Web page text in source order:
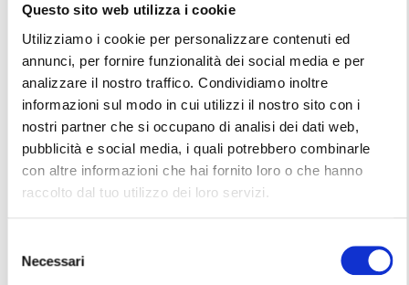
Questo sito web utilizza i cookie
Utilizziamo i cookie per personalizzare contenuti ed
annunci, per fornire funzionalità dei social media e per
analizzare il nostro traffico. Condividiamo inoltre
informazioni sul modo in cui utilizzi il nostro sito con i
nostri partner che si occupano di analisi dei dati web,
pubblicità e social media, i quali potrebbero combinarle
con altre informazioni che hai fornito loro o che hanno
raccolto dal tuo utilizzo dei loro servizi.
delNecessari
telemedicina, sostenuto dagli specialisti del
Centro Diagnostico Italiano. L’iniziativa punta a
semplificare l’accesso alle visite specialistiche,
rispondendo ai bisogni di salute dei più giovani
tramite una modalità diretta e flessibile,
accessibile dai propri dispositivi.
Dermatologia, ginecologia, urologia, medicina
generale, ortopedia, fisiatria, otorinolaringoiatria
e psicologia e sono le prime specialità ad
professionalità sia in italiano sia in inglese.